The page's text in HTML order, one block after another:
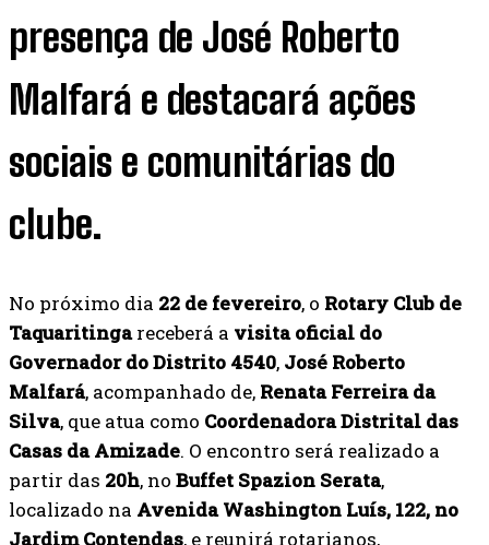
presença de José Roberto
Malfará e destacará ações
sociais e comunitárias do
clube.
No próximo dia 22 de fevereiro, o Rotary Club de
Taquaritingareceberá a visita oficial do
Governador do Distrito 4540, José Roberto
Malfará, acompanhado de, Renata Ferreira da
Silva, que atua como Coordenadora Distrital das
Casas da Amizade. O encontro será realizado a
partir das 20h, no Buffet Spazion Serata,
localizado na Avenida Washington Luís, 122, no
Jardim Contendas, e reunirá rotarianos,